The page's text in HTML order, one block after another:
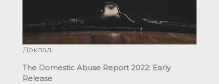
Доклад
The Domestic Abuse Report 2022: Early
Release